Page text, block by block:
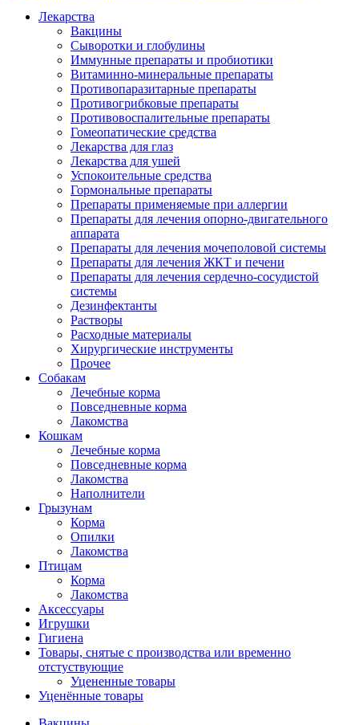
Лекарства
Вакцины
Сыворотки и глобулины
Иммунные препараты и пробиотики
Витаминно-минеральные препараты
Противопаразитарные препараты
Противогрибковые препараты
Противовоспалительные препараты
Гомеопатические средства
Лекарства для глаз
Лекарства для ушей
Успокоительные средства
Гормональные препараты
Препараты применяемые при аллергии
Препараты для лечения опорно-двигательного
аппарата
Препараты для лечения мочеполовой системы
Препараты для лечения ЖКТ и печени
Препараты для лечения сердечно-сосудистой
системы
Дезинфектанты
Растворы
Расходные материалы
Хирургические инструменты
Прочее
Собакам
Лечебные корма
Повседневные корма
Лакомства
Кошкам
Лечебные корма
Повседневные корма
Лакомства
Наполнители
Грызунам
Корма
Опилки
Лакомства
Птицам
Корма
Лакомства
Аксессуары
Игрушки
Гигиена
Товары, снятые с производства или временно
отстуствующие
Уцененные товары
Уценённые товары